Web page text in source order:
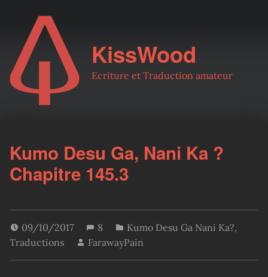
KissWood
Ecriture et Traduction amateur
Kumo Desu Ga, Nani Ka ?
Chapitre 145.3
09/10/2017 8 Kumo Desu Ga Nani Ka?,
Traductions
FarawayPain